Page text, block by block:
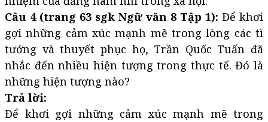
Câu 4 (trang 63 sgk Ngữ văn 8 Tập 1): Để khơi
gợi những cảm xúc mạnh mẽ trong lòng các tì
tướng và thuyết phục họ, Trần Quốc Tuấn đã
nhắc đến nhiều hiện tượng trong thực tế. Đó là
những hiện tượng nào?
Trả lời:
Để khơi gợi những cảm xúc mạnh mẽ trong